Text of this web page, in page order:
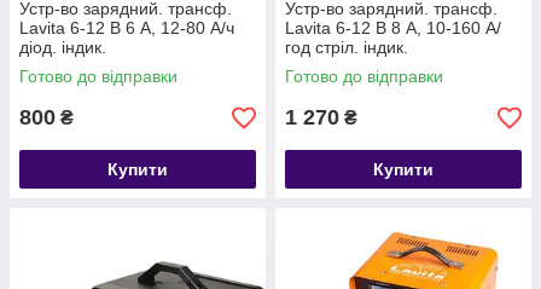
Устр-во зарядний. трансф.
Lavita 6-12 В 6 А, 12-80 А/ч
діод. індик.
Готово до відправки
800 ₴
Купити
Устр-во зарядний. трансф.
Lavita 6-12 В 8 А, 10-160 А/
год стріл. індик.
Готово до відправки
1 270 ₴
Купити